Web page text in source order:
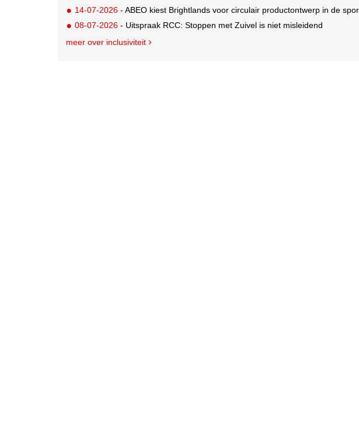
14-07-2026 - ABEO kiest Brightlands voor circulair productontwerp in de
08-07-2026 - Uitspraak RCC: Stoppen met Zuivel is niet misleidend
meer over inclusiviteit